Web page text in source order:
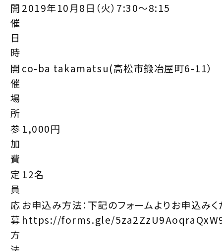
開
催
日
時
2019年10月8日（火）7:30～8:15
開
催
場
所
co-ba takamatsu(高松市鍛冶屋町6-11）
参
加
費
1,000円
定
員
12名
応
募
方
お申込み方法：下記のフォームよりお申込みく
https://forms.gle/